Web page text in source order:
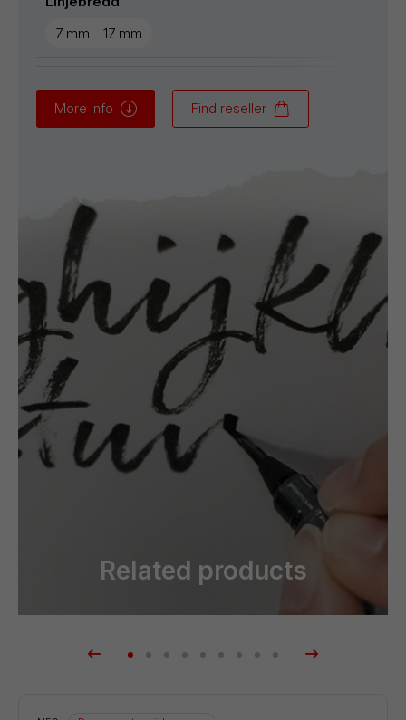
7 mm - 17 mm
More info Find reseller
Related products